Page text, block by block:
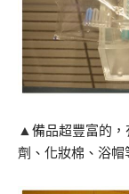
▲備品超豐富的
劑、化妝棉、浴帽